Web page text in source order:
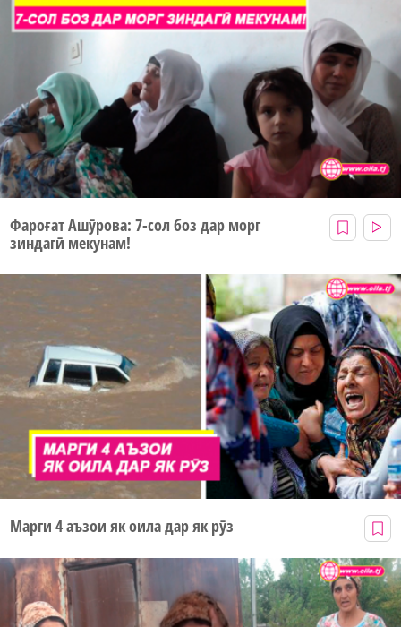
Фароғат Ашӯрова: 7-сол боз дар морг
зиндагӣ мекунам!
Марги 4 аъзои як оила дар як рӯз